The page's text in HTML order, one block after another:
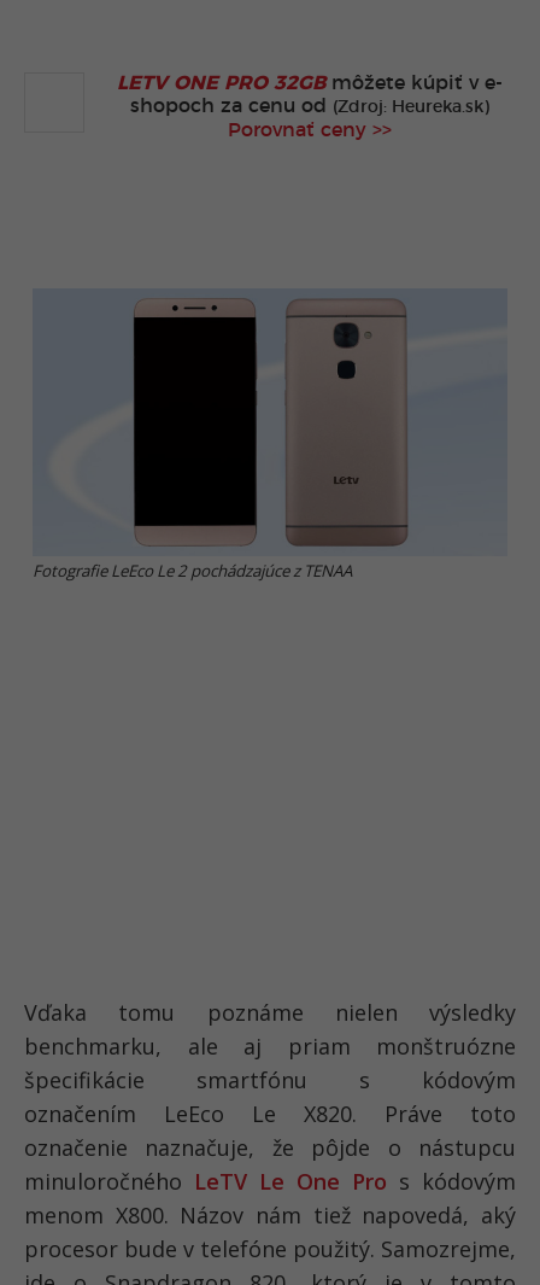
LETV ONE PRO 32GBmôžete kúpiť v e-
shopoch za cenu od
(Zdroj: Heureka.sk)
Porovnať ceny >>
Fotografie LeEco Le 2 pochádzajúce z TENAA
Vďaka tomu poznáme nielen výsledky
benchmarku, ale aj priam monštruózne
špecifikácie smartfónu s kódovým
označením LeEco Le X820. Práve toto
označenie naznačuje, že pôjde o nástupcu
minuloročného LeTV Le One Pro s kódovým
menom X800. Názov nám tiež napovedá, aký
procesor bude v telefóne použitý. Samozrejme,